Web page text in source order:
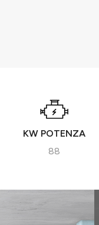
KW POTENZA
88